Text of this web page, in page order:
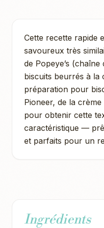
Cette recette rapide
savoureux très
de Popeye’s
biscuits beurrés à la
préparation pour
Pioneer, de la
pour obtenir cette
caractéristique —
et parfaits pour un
Ingrédients